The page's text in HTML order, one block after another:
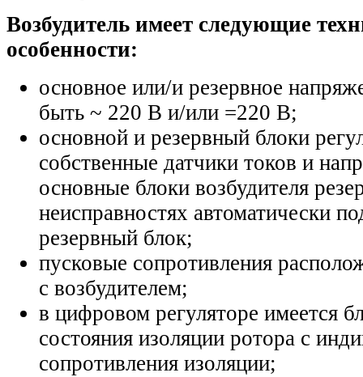
Возбудитель имеет следующие
особенности:
основное или/и резервное
быть ~ 220 В и/или =220 В;
основной и резервный блоки
собственные датчики токов и
основные блоки возбудителя
неисправностях автоматически
резервный блок;
пусковые сопротивления
с возбудителем;
в цифровом регуляторе имеется
состояния изоляции ротора с
сопротивления изоляции;